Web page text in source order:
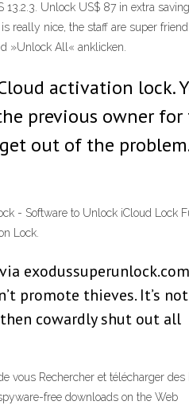
13.2.3. Unlock US$ 87 in extra
really nice, the staff are super
»Unlock All« anklicken.
activation lock.
previous owner
out of the problem.
- Software to Unlock iCloud Lock
Lock.
promote thieves. It’s
cowardly shut out all
vous Rechercher et télécharger des
free downloads on the Web